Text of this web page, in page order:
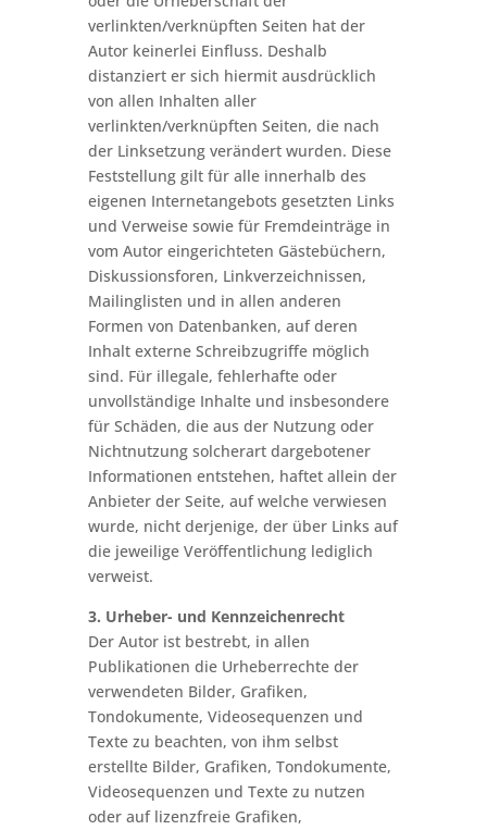
verlinkten/verknüpften Seiten hat der
Autor keinerlei Einfluss. Deshalb
distanziert er sich hiermit ausdrücklich
von allen Inhalten aller
verlinkten/verknüpften Seiten, die nach
der Linksetzung verändert wurden. Diese
Feststellung gilt für alle innerhalb des
eigenen Internetangebots gesetzten Links
und Verweise sowie für Fremdeinträge in
vom Autor eingerichteten Gästebüchern,
Diskussionsforen, Linkverzeichnissen,
Mailinglisten und in allen anderen
Formen von Datenbanken, auf deren
Inhalt externe Schreibzugriffe möglich
sind. Für illegale, fehlerhafte oder
unvollständige Inhalte und insbesondere
für Schäden, die aus der Nutzung oder
Nichtnutzung solcherart dargebotener
Informationen entstehen, haftet allein der
Anbieter der Seite, auf welche verwiesen
wurde, nicht derjenige, der über Links auf
die jeweilige Veröffentlichung lediglich
verweist.
3. Urheber- und Kennzeichenrecht
Der Autor ist bestrebt, in allen
Publikationen die Urheberrechte der
verwendeten Bilder, Grafiken,
Tondokumente, Videosequenzen und
Texte zu beachten, von ihm selbst
erstellte Bilder, Grafiken, Tondokumente,
Videosequenzen und Texte zu nutzen
oder auf lizenzfreie Grafiken,